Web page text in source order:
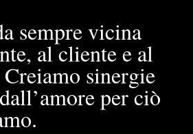
sempre vicina
al cliente e al
sinergie
per ciò